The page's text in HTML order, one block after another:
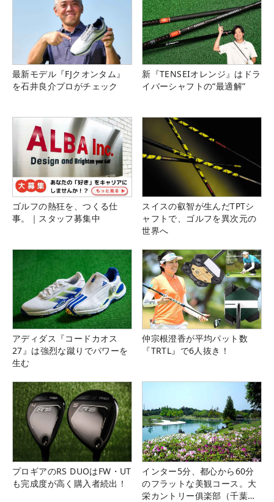
最新モデル『FJクオンタム』
を石井良介プロがチェック
新『TENSEIオレンジ』はドラ
イバーシャフトの“最適解”
ゴルフの熱狂を、つくる仕
事。｜スタッフ募集中
スイスの叡智が生んだTPTシ
ャフトで、ゴルフを異次元の
世界へ
アディダス『コードカオス
27』は強烈な蹴りでパワーを
生む
仲宗根澄香が平均パット数
『TRTL』で6人抜き！
プロギアのRS DUOはFW・UT
も完成度が高く購入者続出！
インター5分、都心から60分
のフラットな美観コース。大
栄カントリー俱楽部（千葉